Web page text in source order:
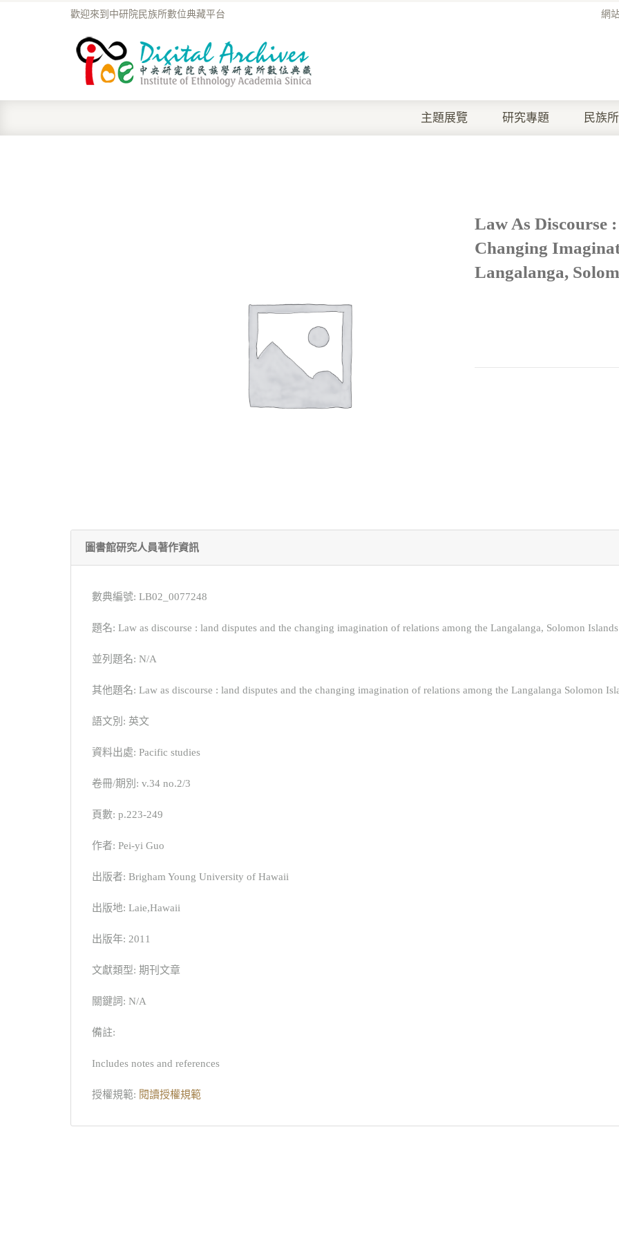
網
歡迎來到中研院民族所數位典藏平台
主題展覽 研究專題 民族
Law As Discourse
Changing
Langalanga,
圖書館研究人員著作資訊
數典編號: LB02_0077248
題名: Law as discourse : land disputes and the changing imagination of relations among the Langalanga, Solomon Islands
並列題名: N/A
其他題名: Law as discourse : land disputes and the changing imagination of relations among the Langalanga Solomon
語文別: 英文
資料出處: Pacific studies
卷冊/期別: v.34 no.2/3
頁數: p.223-249
作者: Pei-yi Guo
出版者: Brigham Young University of Hawaii
出版地: Laie,Hawaii
出版年: 2011
文獻類型: 期刊文章
關鍵詞: N/A
備註:
Includes notes and references
授權規範: 閱讀授權規範